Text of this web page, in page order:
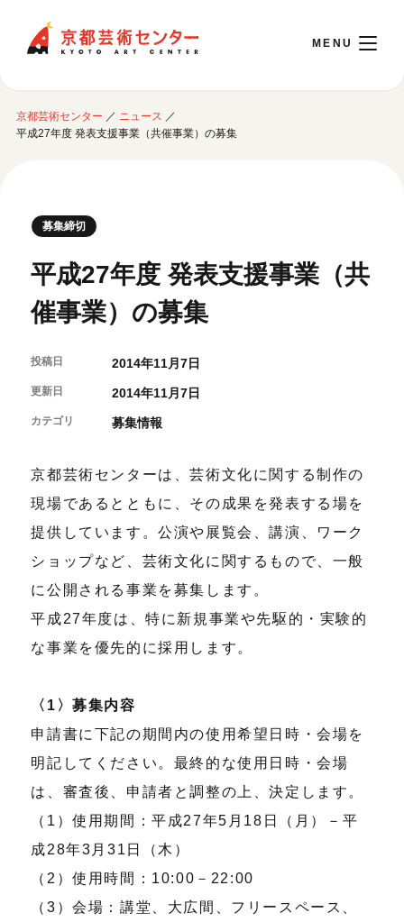
English
※チケット窓口は18:00まで／ギャラリー・図書室・情報コーナーは20:00まで／カ
ご利用案内
交通アクセス
図書室・情報コーナー
取材／視察・見学／撮影
イベントに参加する
月間スケジュール
センターのプログラム・事業
制作室を使う
制作室の使用方法・募集要項
制作室の設備
公募情報
ボランティア・サポーター
ボランティア
KACサポーター
京都芸術センターについて
京都芸術センターってどんなところ？
京都芸術センターの歩み
チケット情報
閲覧支援
サイトポリシー&プライバシーポリシー
オフィシャルSNS
京都芸術センター ／ ニュース ／
平成27年度 発表支援事業（共催事業）の募集
募集締切
平成27年度 発表支援事業（共
催事業）の募集
投稿日 2014年11月7日
更新日 2014年11月7日
カテゴリ 募集情報
京都芸術センターは、芸術文化に関する制作の
現場であるとともに、その成果を発表する場を
提供しています。公演や展覧会、講演、ワーク
ショップなど、芸術文化に関するもので、一般
に公開される事業を募集します。
平成27年度は、特に新規事業や先駆的・実験的
な事業を優先的に採用します。
〈1〉募集内容
申請書に下記の期間内の使用希望日時・会場を
明記してください。最終的な使用日時・会場
は、審査後、申請者と調整の上、決定します。
（1）使用期間：平成27年5月18日（月）－平
成28年3月31日（木）
（2）使用時間：10:00－22:00
（3）会場：講堂、大広間、フリースペース、